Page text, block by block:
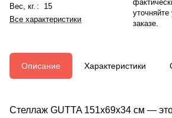
Вес, кг. :
15
Все характеристики
заказе.
Описание Характеристики
Стеллаж GUTTA 151х69х34 см —